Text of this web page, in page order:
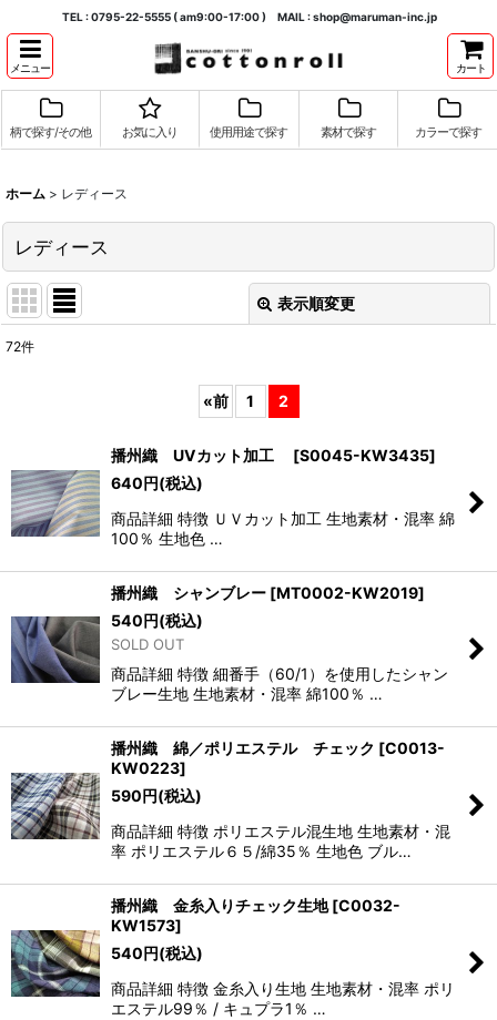
TEL : 0795-22-5555 ( am9:00-17:00 ) MAIL : shop@maruman-inc.jp
メニュー カート
柄で探す/その他 お気に入り 使用用途で探す 素材で探す カラーで探す
ホーム > レディース
レディース
表示順変更
72件
«前 1 2
播州織 UVカット加工 [S0045-KW3435]
640円(税込)
商品詳細 特徴 ＵＶカット加工 生地素材・混率 綿
100％ 生地色 …
播州織 シャンブレー [MT0002-KW2019]
540円(税込)
SOLD OUT
商品詳細 特徴 細番手（60/1）を使用したシャン
ブレー生地 生地素材・混率 綿100％ …
播州織 綿／ポリエステル チェック [C0013-
KW0223]
590円(税込)
商品詳細 特徴 ポリエステル混生地 生地素材・混
率 ポリエステル６５/綿35％ 生地色 ブル…
播州織 金糸入りチェック生地 [C0032-
KW1573]
540円(税込)
商品詳細 特徴 金糸入り生地 生地素材・混率 ポリ
エステル99％ / キュプラ1％ …